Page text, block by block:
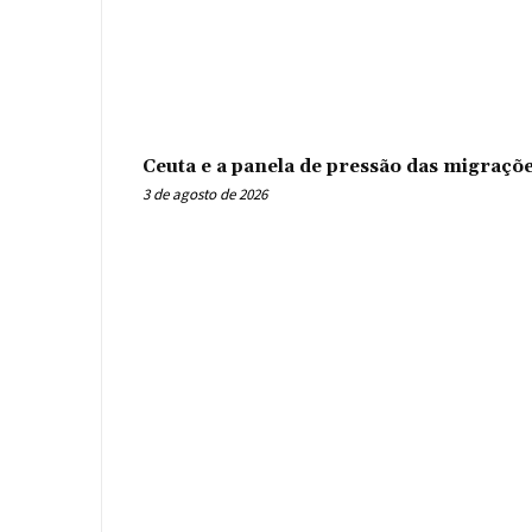
Ceuta e a panela de pressão das
3 de agosto de 2026